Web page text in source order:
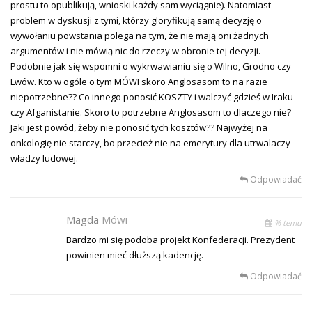
prostu to opublikują, wnioski każdy sam wyciągnie). Natomiast
problem w dyskusji z tymi, którzy gloryfikują samą decyzję o
wywołaniu powstania polega na tym, że nie mają oni żadnych
argumentów i nie mówią nic do rzeczy w obronie tej decyzji.
Podobnie jak się wspomni o wykrwawianiu się o Wilno, Grodno czy
Lwów. Kto w ogóle o tym MÓWI skoro Anglosasom to na razie
niepotrzebne?? Co innego ponosić KOSZTY i walczyć gdzieś w Iraku
czy Afganistanie. Skoro to potrzebne Anglosasom to dlaczego nie?
Jaki jest powód, żeby nie ponosić tych kosztów?? Najwyżej na
onkologię nie starczy, bo przecież nie na emerytury dla utrwalaczy
władzy ludowej.
Odpowiadać
Magda Mówi % temu
Bardzo mi się podoba projekt Konfederacji. Prezydent
powinien mieć dłuższą kadencję.
Odpowiadać